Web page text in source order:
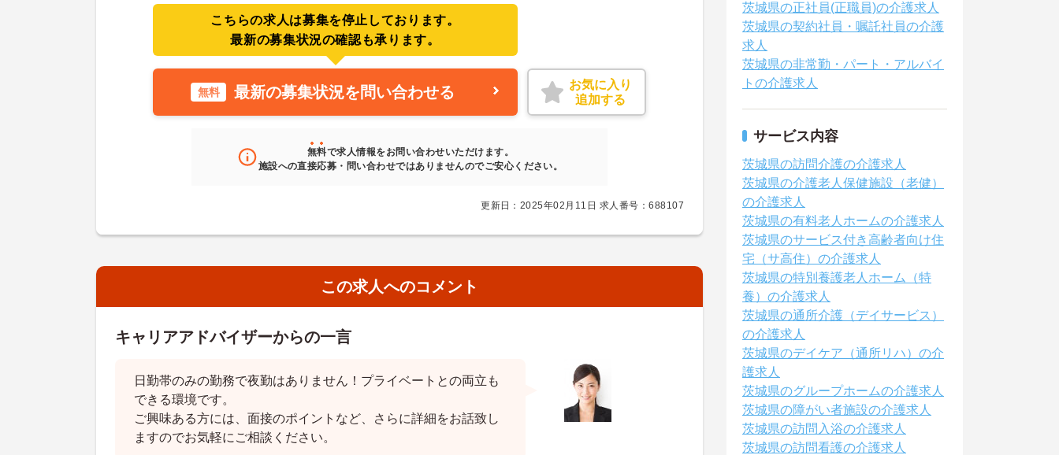
こちらの求人は募集を停止しております。
最新の募集状況の確認も承ります。
無料 最新の募集状況を問い合わせる
お気に入り
追加する
無料で求人情報をお問い合わせいただけます。
施設への直接応募・問い合わせではありませんのでご安心ください。
更新日：2025年02月11日 求人番号：688107
この求人へのコメント
キャリアアドバイザーからの一言
日勤帯のみの勤務で夜勤はありません！プライベートとの両立も
できる環境です。
ご興味ある方には、面接のポイントなど、さらに詳細をお話致し
ますのでお気軽にご相談ください。
茨城県の正社員(正職員)の介護求人
茨城県の契約社員・嘱託社員の介護
求人
茨城県の非常勤・パート・アルバイ
トの介護求人
サービス内容
茨城県の訪問介護の介護求人
茨城県の介護老人保健施設（老健）
の介護求人
茨城県の有料老人ホームの介護求人
茨城県のサービス付き高齢者向け住
宅（サ高住）の介護求人
茨城県の特別養護老人ホーム（特
養）の介護求人
茨城県の通所介護（デイサービス）
の介護求人
茨城県のデイケア（通所リハ）の介
護求人
茨城県のグループホームの介護求人
茨城県の障がい者施設の介護求人
茨城県の訪問入浴の介護求人
茨城県の訪問看護の介護求人